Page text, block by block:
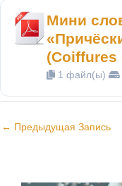
Мини
(Coiffures
1 файл(ы)
← Предыдущая Запись